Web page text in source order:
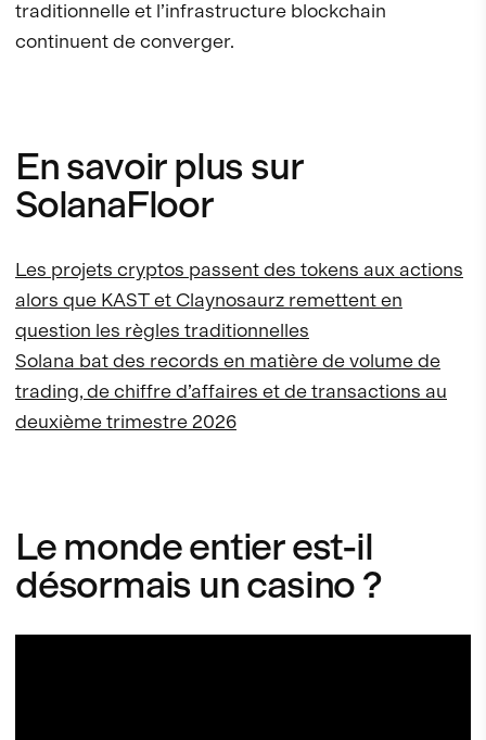
traditionnelle et l’infrastructure blockchain
continuent de converger.
En savoir plus sur
SolanaFloor
Les projets cryptos passent des tokens aux actions
alors que KAST et Claynosaurz remettent en
question les règles traditionnelles
Solana bat des records en matière de volume de
trading, de chiffre d’affaires et de transactions au
deuxième trimestre 2026
Le monde entier est-il
désormais un casino ?